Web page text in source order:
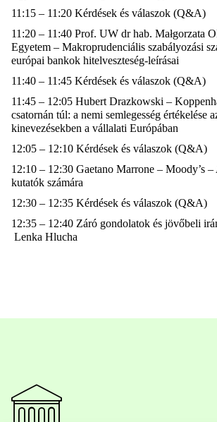
11:15 – 11:20 Kérdések és válaszok (Q&A)
11:20 – 11:40 Prof. UW dr hab. Małgorzata
Egyetem – Makroprudenciális szabályozási
európai bankok hitelveszteség-leírásai
11:40 – 11:45 Kérdések és válaszok (Q&A)
11:45 – 12:05 Hubert Drazkowski –
csatornán túl: a nemi semlegesség értékelése
kinevezésekben a vállalati Európában
12:05 – 12:10 Kérdések és válaszok (Q&A)
12:10 – 12:30 Gaetano Marrone – Moody’s –
kutatók számára
12:30 – 12:35 Kérdések és válaszok (Q&A)
12:35 – 12:40 Záró gondolatok és jövőbeli
Lenka Hlucha